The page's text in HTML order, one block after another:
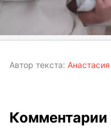
Автор текста:
Комментарии